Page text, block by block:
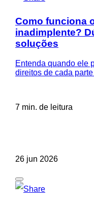
Como funciona
inadimplente?
soluções
Entenda quando ele
direitos de cada
7 min. de leitura
26 jun 2026